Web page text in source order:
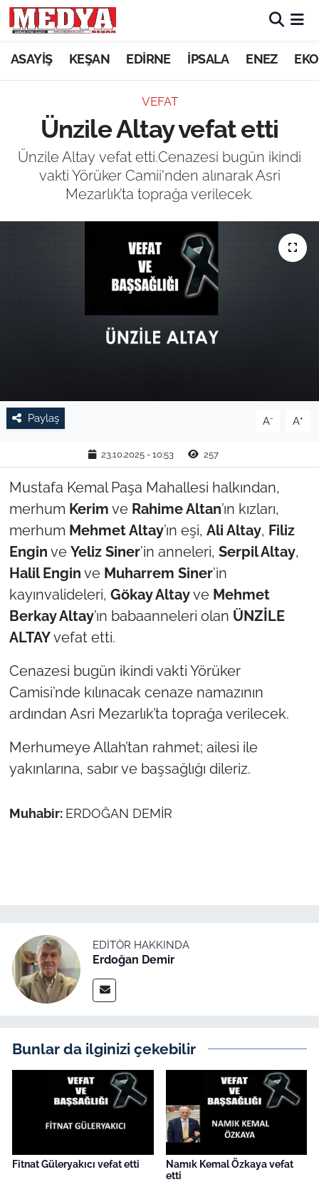
ASAYİŞ KEŞAN EDİRNE İPSALA ENEZ
VEFAT
Ünzile Altay vefat etti
Ünzile Altay vefat etti.Cenazesi bugün ikindi
vakti Yörüker Camii'nden alınarak Asri
Mezarlık’ta toprağa verilecek.
Paylaş A- A+
23.10.2025 - 10:53 257
Mustafa Kemal Paşa Mahallesi halkından,
merhum Kerim ve Rahime Altan’ın kızları,
merhum Mehmet Altay’ın eşi, Ali Altay, Filiz
Engin ve Yeliz Siner’in anneleri, Serpil Altay,
Halil Engin ve Muharrem Siner’in
kayınvalideleri, Gökay Altayve Mehmet
Berkay Altay’ın babaanneleri olan ÜNZİLE
ALTAYvefat etti.
Cenazesi bugün ikindi vakti Yörüker
Camisi’nde kılınacak cenaze namazının
ardından Asri Mezarlık’ta toprağa verilecek.
Merhumeye Allah’tan rahmet; ailesi ile
yakınlarına, sabır ve başsağlığı dileriz.
Muhabir: ERDOĞAN DEMİR
EDITÖR HAKKINDA
Erdoğan Demir
Bunlar da ilginizi çekebilir
Fitnat Güleryakıcı vefat etti
Namık Kemal Özkaya vefat
etti
KEŞAN
ASAYİŞ
SİYASET
GÜNDEM
EKONOMİ
SAĞLIK
EĞİTİM
TARIM VE HAYVANCILIK
RESMİ İLAN
YAŞAM
EDİRNE
TEKİRDAĞ
KIRKLARELİ
ÇANAKKALE
TÜRKİYE
Bölge
Güvenlik
Politika
İş Dünyası
Bilim Teknoloji
Canlı Maç
Finans